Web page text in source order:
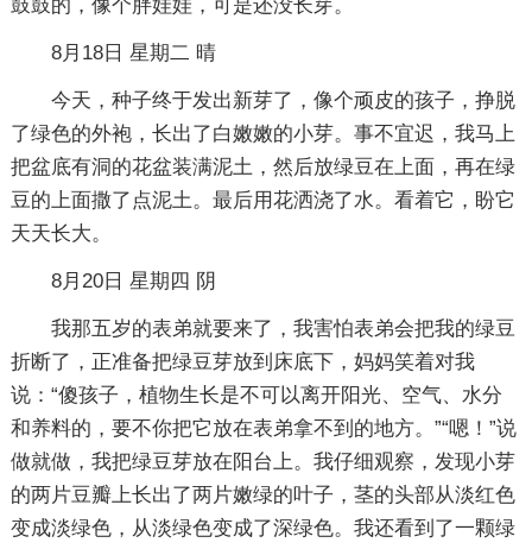
鼓鼓的，像个胖娃娃，可是还没长芽。
8月18日 星期二 晴
今天，种子终于发出新芽了，像个顽皮的孩子，挣脱
了绿色的外袍，长出了白嫩嫩的小芽。事不宜迟，我马上
把盆底有洞的花盆装满泥土，然后放绿豆在上面，再在绿
豆的上面撒了点泥土。最后用花洒浇了水。看着它，盼它
天天长大。
8月20日 星期四 阴
我那五岁的表弟就要来了，我害怕表弟会把我的绿豆
折断了，正准备把绿豆芽放到床底下，妈妈笑着对我
说：“傻孩子，植物生长是不可以离开阳光、空气、水分
和养料的，要不你把它放在表弟拿不到的地方。”“嗯！”说
做就做，我把绿豆芽放在阳台上。我仔细观察，发现小芽
的两片豆瓣上长出了两片嫩绿的叶子，茎的头部从淡红色
变成淡绿色，从淡绿色变成了深绿色。我还看到了一颗绿